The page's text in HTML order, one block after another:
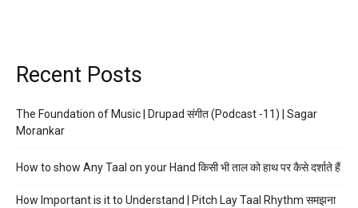
Recent Posts
The Foundation of Music | Drupad संगीत (Podcast -11) | Sagar
Morankar
How to show Any Taal on your Hand किसी भी ताल को हाथ पर कैसे दर्शाते हैं
How Important is it to Understand | Pitch Lay Taal Rhythm समझना